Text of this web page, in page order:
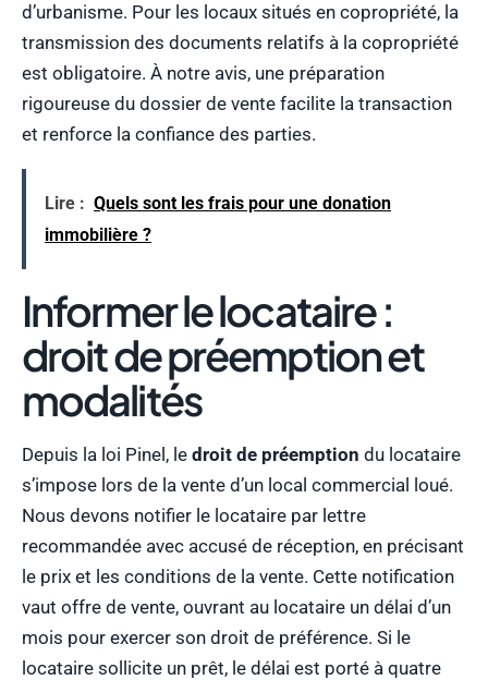
d’urbanisme. Pour les locaux situés en copropriété, la
transmission des documents relatifs à la copropriété
est obligatoire. À notre avis, une préparation
rigoureuse du dossier de vente facilite la transaction
et renforce la confiance des parties.
Lire : Quels sont les frais pour une donation
immobilière ?
Informer le locataire :
droit de préemption et
modalités
Depuis la loi Pinel, le droit de préemption du locataire
s’impose lors de la vente d’un local commercial loué.
Nous devons notifier le locataire par lettre
recommandée avec accusé de réception, en précisant
le prix et les conditions de la vente. Cette notification
vaut offre de vente, ouvrant au locataire un délai d’un
mois pour exercer son droit de préférence. Si le
locataire sollicite un prêt, le délai est porté à quatre